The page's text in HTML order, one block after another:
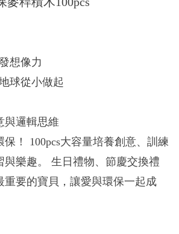
想像力
球從小做起
與邏輯思維
！ 100pcs大容量培養創意、訓練
與樂趣。 生日禮物、節慶交換禮
重要的寶貝，讓愛與環保一起成